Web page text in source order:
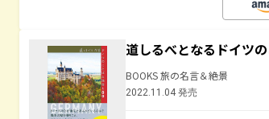
道しるべとなるドイツ
BOOKS 旅の名言＆絶景
2022.11.04 発売